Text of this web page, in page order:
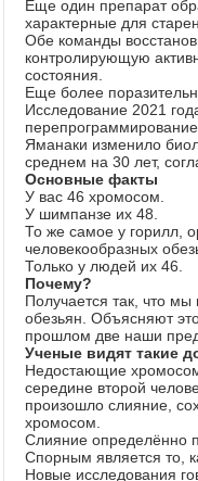
Еще один препарат
характерные для
Обе команды
контролирующую
состояния.
Еще более
Исследование 2021
Яманаки изменило
среднем на 30 лет,
Основные факты
У вас 46 хромосом.
У шимпанзе их 48.
То же самое у горилл,
человекообразных
Только у людей их 46.
Почему?
Получается так, что мы
обезьян. Объясняют
прошлом две наши
Ученые видят такие
Недостающие
середине второй
произошло слияние,
хромосом.
Слияние определённо
Спорным является то,
Новые исследования